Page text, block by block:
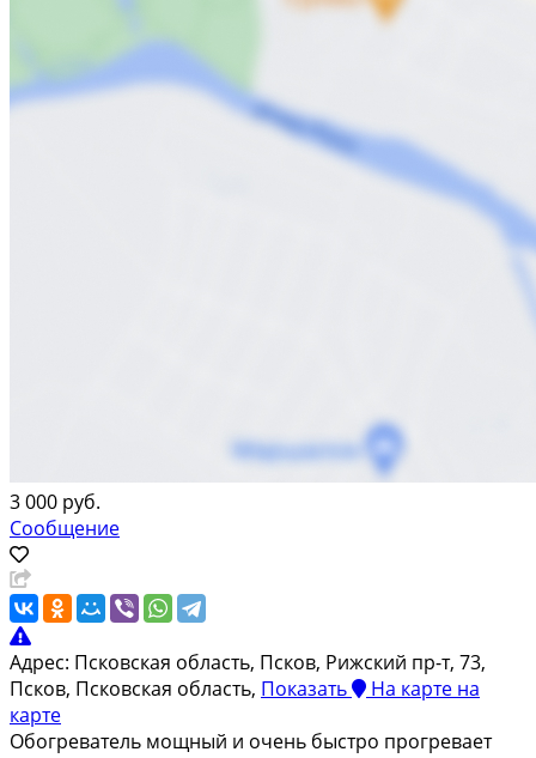
3 000 руб.
Сообщение
Адрес: Псковская область, Псков, Рижский пр-т, 73,
Псков, Псковская область, Показать На карте на
карте
Обогреватель мощный и очень быстро прогревает